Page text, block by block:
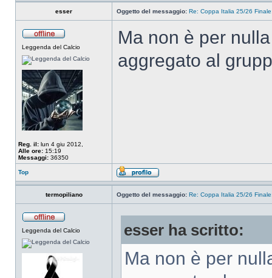
esser Oggetto del messaggio: Re: Coppa Italia 25/26
Leggenda del Calcio
Reg. il: lun 4 giu 2012,
Alle ore: 15:19
Messaggi: 36350
Ma non è per
aggregato al
Top
termopiliano Oggetto del messaggio: Re: Coppa Italia 25/26
Leggenda del Calcio esser ha scritto:
Ma non è per